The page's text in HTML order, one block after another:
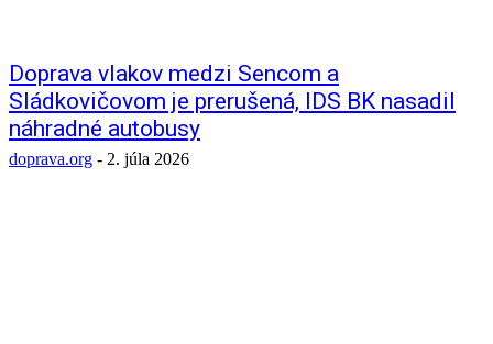
Doprava vlakov medzi Sencom a
Sládkovičovom je prerušená, IDS BK nasadil
náhradné autobusy
doprava.org - 2. júla 2026